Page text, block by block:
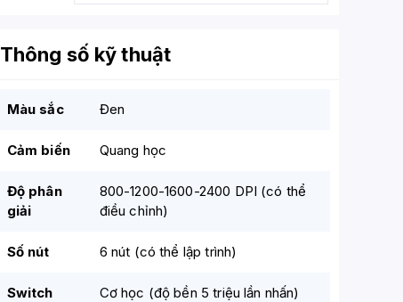
Thông số kỹ thuật
Màu sắc Đen
Cảm biến Quang học
Độ phân
giải
800-1200-1600-2400 DPI (có thể
điều chỉnh)
Số nút 6 nút (có thể lập trình)
Switch Cơ học (độ bền 5 triệu lần nhấn)